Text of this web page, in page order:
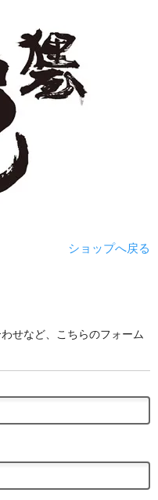
ショップへ戻る
せなど、こちらのフォーム